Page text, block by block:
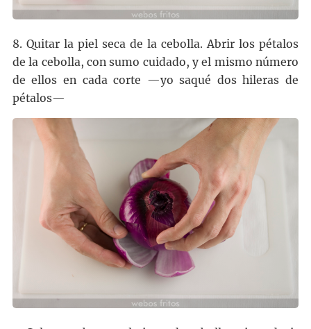
8. Quitar la piel seca de la cebolla. Abrir los pétalos
de la cebolla, con sumo cuidado, y el mismo número
de ellos en cada corte —yo saqué dos hileras de
pétalos—